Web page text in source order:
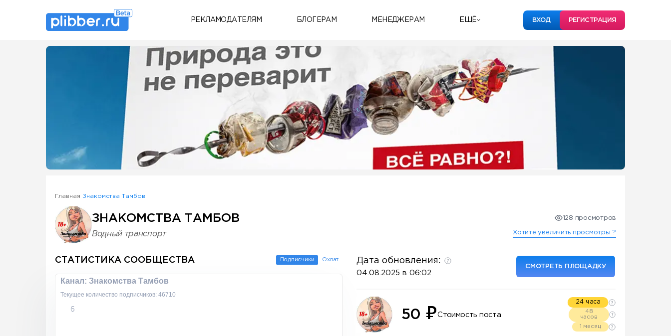
РЕКЛАМОДАТЕЛЯМ БЛОГЕРАМ МЕНЕДЖЕРАМ ЕЩЁ ВХОД РЕГИСТРАЦИЯ
Some SEO Title
Главная Знакомства Тамбов
ЗНАКОМСТВА ТАМБОВ
Водный транспорт
128 просмотров
Хотите увеличить просмотры ?
СТАТИСТИКА СООБЩЕСТВА Подписчики Охват
Канал: Знакомства Тамбов
Текущее количество подписчиков: 46710
6
Дата обновления:
04.08.2025 в 06:02
СМОТРЕТЬ ПЛОЩАДКУ
50 ₽Стоимость поста
24 часа
48
часов
1 месяц